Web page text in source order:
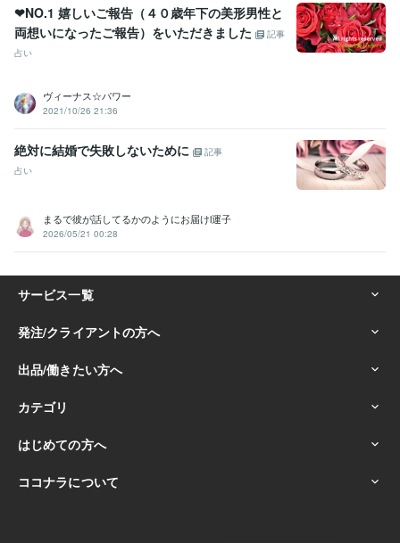
❤NO.1 嬉しいご報告（４０歳年下の美形男性と
両想いになったご報告）をいただきました
記事
占い
ヴィーナス☆パワー
2021/10/26 21:36
絶対に結婚で失敗しないために
記事
占い
まるで彼が話してるかのようにお届けl運子
2026/05/21 00:28